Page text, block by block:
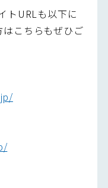
トURLも以下に
こちらもぜひご